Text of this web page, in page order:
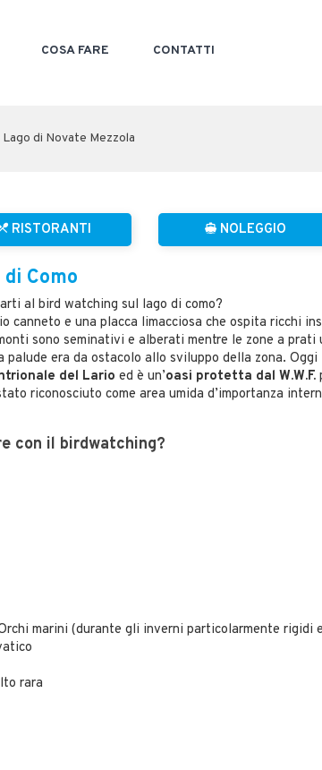
COSA FARE CONTATTI
Lago di Novate Mezzola
RISTORANTI NOLEGGIO
Como
al bird watching sul lago di como?
canneto e una placca limacciosa che ospita ricchi
sono seminativi e alberati mentre le zone a
palude era da ostacolo allo sviluppo della zona. Oggi
del Lario ed è un’oasi protetta dal W.W.F.
riconosciuto come area umida d’importanza
con il birdwatching?
marini (durante gli inverni particolarmente rigidi
rara